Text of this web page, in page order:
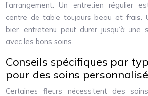
l’arrangement. Un entretien régulier
centre de table toujours beau et frais.
bien entretenu peut durer jusqu’à une
avec les bons soins.
Conseils spécifiques par
pour des soins
Certaines fleurs nécessitent des